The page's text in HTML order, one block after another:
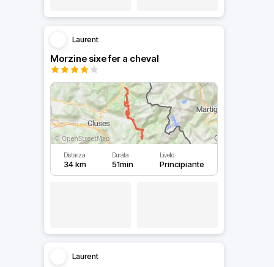
Laurent
Morzine sixe fer a cheval
Distanza
34 km
Durata
51min
Livello
Principiante
Laurent